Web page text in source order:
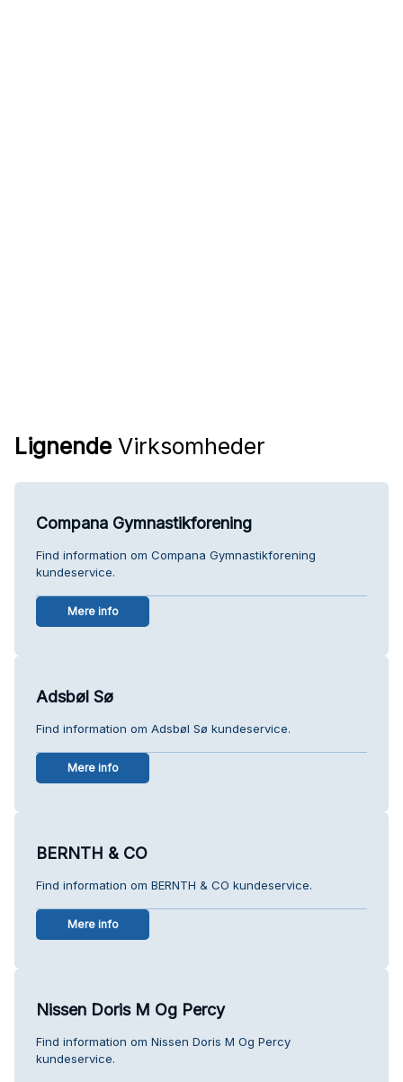
Lignende Virksomheder
Compana Gymnastikforening
Find information om Compana Gymnastikforening
kundeservice.
Mere info
Adsbøl Sø
Find information om Adsbøl Sø kundeservice.
Mere info
BERNTH & CO
Find information om BERNTH & CO kundeservice.
Mere info
Nissen Doris M Og Percy
Find information om Nissen Doris M Og Percy
kundeservice.